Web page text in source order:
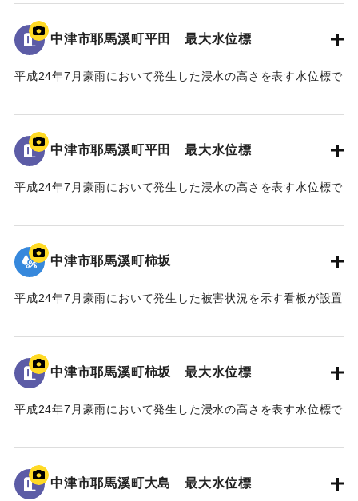
び観測史上二番目となる記録的豪雨に二度も見舞われ、未曾
有の被害を受けた。
山国川中流域では、この二度の豪雨により、それぞれ約二
このため、国土交通省では「山国川床上浸水対策特別緊急
事業」を平成二十五年五月に採択し、山国川の中流部約十キ
ロ区間において、堤防整備や河道掘削などの緊急的な河川整
この間、事業の推進にあたり、地権者の皆様、地域の皆
今後、将来にわたり、山国川の美しい風景や自然の中で、
この水害の記憶が後世に引き継がれ、地域の安全・安心、水
害からの復興・発展に繋がることを心より願い、ここに銘記
平成三十年十一月
国土交通省 山国川河川事務所
「平成24年7月九州北部豪雨」により、中津市耶馬溪町平田地
区及び戸原地区では、約70戸の家屋が浸水する甚大な被害を
地面から70cmの位置に水位が示されている。
｜固有コード: 09922072
中津市耶馬溪町平田 最大水位標
平成24年7月豪雨において発生した浸水の高さを表す水位標で
地面から160cmの位置に水位が示されている。
｜固有コード: 09922071
中津市耶馬溪町平田 最大水位標
平成24年7月豪雨において発生した浸水の高さを表す水位標で
地面から105cmの位置に水位が示されている。
｜固有コード: 09922070
中津市耶馬溪町柿坂
平成24年7月豪雨において発生した被害状況を示す看板が設置
｜固有コード:
中津市耶馬溪町柿坂 最大水位標
平成24年7月豪雨において発生した浸水の高さを表す水位標で
地面から160cmの位置に水位が示されている。
｜固有コード: 09922068
中津市耶馬溪町大島 最大水位標